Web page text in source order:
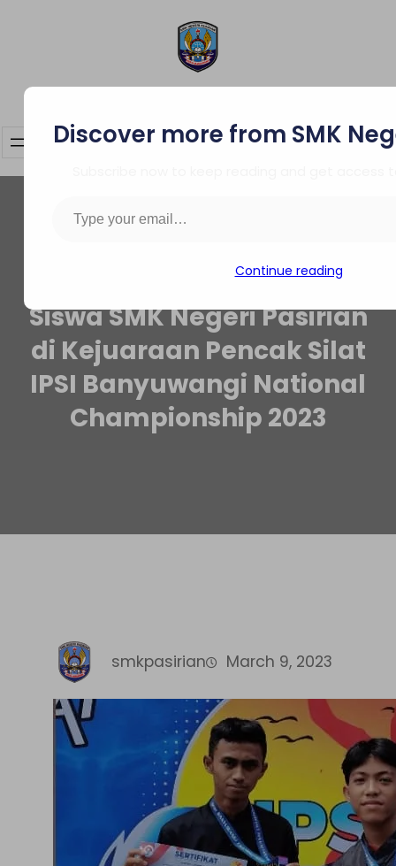
Prestasi Gemilang Dua
Siswa SMK Negeri Pasirian
di Kejuaraan Pencak Silat
IPSI Banyuwangi National
Championship 2023
smkpasirian March 9, 2023
Discover more from SMK
Continue reading